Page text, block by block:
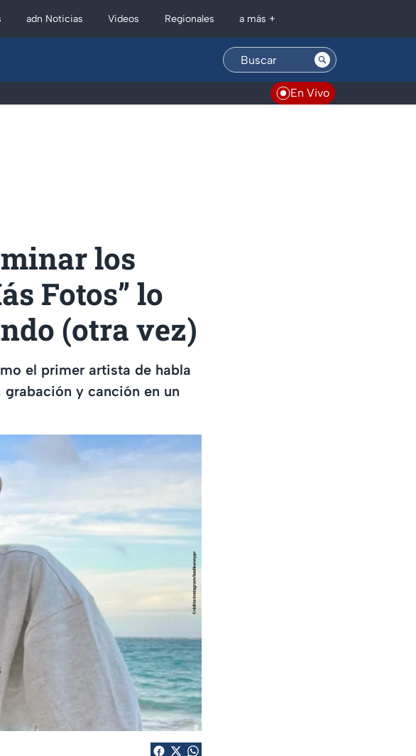
adn Noticias Videos Regionales a más +
En Vivo
los
Fotos” lo
(otra vez)
el primer artista de habla
y canción en un